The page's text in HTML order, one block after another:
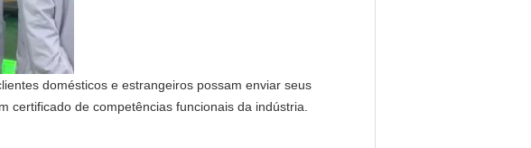
domésticos e estrangeiros possam enviar seus
de competências funcionais da indústria.